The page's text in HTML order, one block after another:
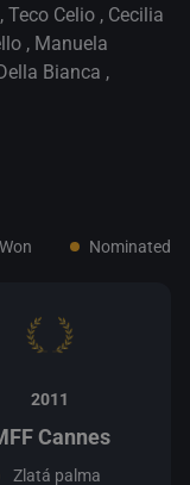
, Teco Celio , Cecilia
, Manuela
Bianca ,
Won Nominated
2011
Cannes
Zlatá palma